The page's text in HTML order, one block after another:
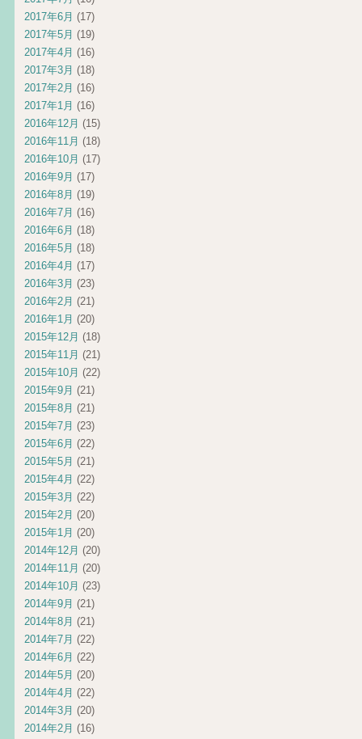
2017年6月 (17)
2017年5月 (19)
2017年4月 (16)
2017年3月 (18)
2017年2月 (16)
2017年1月 (16)
2016年12月 (15)
2016年11月 (18)
2016年10月 (17)
2016年9月 (17)
2016年8月 (19)
2016年7月 (16)
2016年6月 (18)
2016年5月 (18)
2016年4月 (17)
2016年3月 (23)
2016年2月 (21)
2016年1月 (20)
2015年12月 (18)
2015年11月 (21)
2015年10月 (22)
2015年9月 (21)
2015年8月 (21)
2015年7月 (23)
2015年6月 (22)
2015年5月 (21)
2015年4月 (22)
2015年3月 (22)
2015年2月 (20)
2015年1月 (20)
2014年12月 (20)
2014年11月 (20)
2014年10月 (23)
2014年9月 (21)
2014年8月 (21)
2014年7月 (22)
2014年6月 (22)
2014年5月 (20)
2014年4月 (22)
2014年3月 (20)
2014年2月 (16)